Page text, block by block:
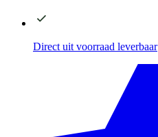
Direct uit voorraad leverbaar